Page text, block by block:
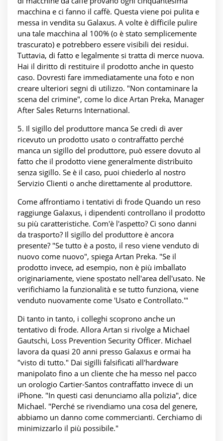
macchina e ci fanno il caffè. Questa viene poi pulita e
messa in vendita su Galaxus. A volte è difficile pulire
una tale macchina al 100% (o è stato semplicemente
trascurato) e potrebbero essere visibili dei residui.
Tuttavia, di fatto e legalmente si tratta di merce nuova.
Hai il diritto di restituire il prodotto anche in questo
caso. Dovresti fare immediatamente una foto e non
creare ulteriori segni di utilizzo. "Non contaminare la
scena del crimine", come lo dice Artan Preka, Manager
After Sales Returns International.
5. Il sigillo del produttore manca Se credi di aver
ricevuto un prodotto usato o contraffatto perché
manca un sigillo del produttore, può essere dovuto al
fatto che il prodotto viene generalmente distribuito
senza sigillo. Se è il caso, puoi chiederlo al nostro
Servizio Clienti o anche direttamente al produttore.
Come affrontiamo i tentativi di frode Quando un reso
raggiunge Galaxus, i dipendenti controllano il prodotto
su più caratteristiche. Com'è l'aspetto? Ci sono danni
da trasporto? Il sigillo del produttore è ancora
presente? "Se tutto è a posto, il reso viene venduto di
nuovo come nuovo", spiega Artan Preka. "Se il
prodotto invece, ad esempio, non è più imballato
originariamente, viene spostato nell'area dell'usato. Ne
verifichiamo la funzionalità e se tutto funziona, viene
venduto nuovamente come 'Usato e Controllato.'"
Di tanto in tanto, i colleghi scoprono anche un
tentativo di frode. Allora Artan si rivolge a Michael
Gautschi, Loss Prevention Security Officer. Michael
lavora da quasi 20 anni presso Galaxus e ormai ha
"visto di tutto." Dai sigilli falsificati all'hardware
manipolato fino a un cliente che ha messo nel pacco
un orologio Cartier-Santos contraffatto invece di un
iPhone. "In questi casi denunciamo alla polizia", dice
Michael. "Perché se rivendiamo una cosa del genere,
abbiamo un danno come commercianti. Cerchiamo di
minimizzarlo il più possibile."